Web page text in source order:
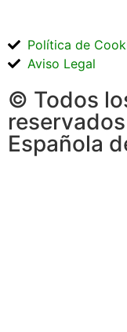
© Todos
Española
Política de
Aviso Legal